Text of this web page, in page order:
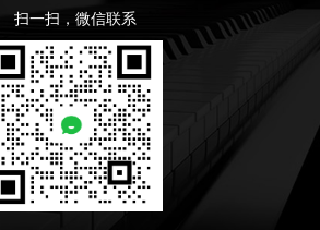
扫一扫，微信联系